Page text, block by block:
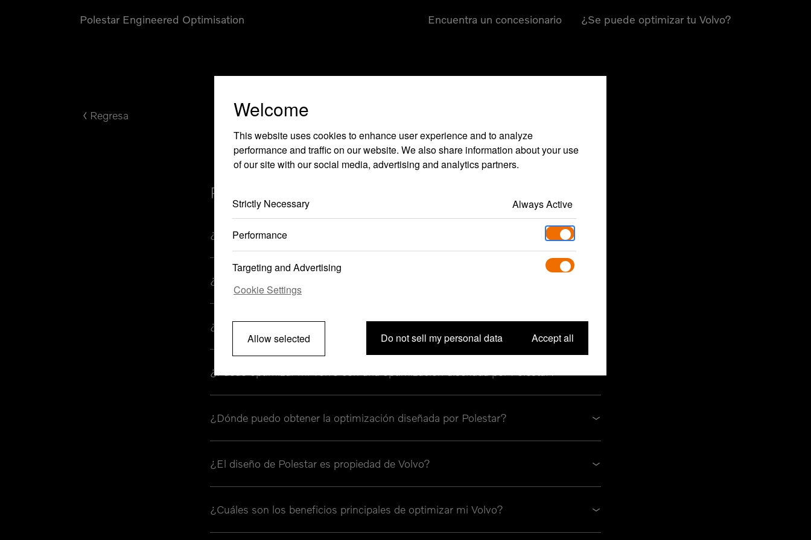
Polestar Engineered Optimisation Encuentra un concesionario ¿Se puede optimizar tu Volvo?
Regresa
Preguntas frecuentes
¿Qué es el diseño Polestar?
¿Qué son las optimizaciones diseñadas por Polestar?
¿Cuánto cuesta una optimización diseñada por Polestar?
¿Puedo optimizar mi Volvo con una optimización diseñada por Polestar?
¿Dónde puedo obtener la optimización diseñada por Polestar?
¿El diseño de Polestar es propiedad de Volvo?
¿Cuáles son los beneficios principales de optimizar mi Volvo?
Welcome
This website uses cookies to enhance user experience and to analyze
performance and traffic on our website. We also share information about your use
of our site with our social media, advertising and analytics partners.
Strictly Necessary Always Active
Performance
Targeting and Advertising
Cookie Settings
Allow selected Do not sell my personal data Accept all